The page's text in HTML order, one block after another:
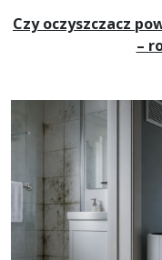
Czy oczyszczacz
–